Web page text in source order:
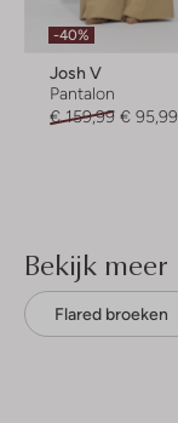
-40%
Josh V
Pantalon
€ 159,99 € 95,99
Bekijk meer
Flared broeken